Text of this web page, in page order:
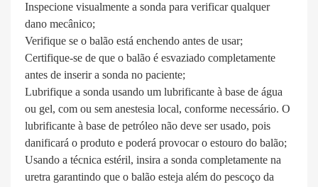
Inspecione visualmente a sonda para verificar qualquer
dano mecânico;
Verifique se o balão está enchendo antes de usar;
Certifique-se de que o balão é esvaziado completamente
antes de inserir a sonda no paciente;
Lubrifique a sonda usando um lubrificante à base de água
ou gel, com ou sem anestesia local, conforme necessário. O
lubrificante à base de petróleo não deve ser usado, pois
danificará o produto e poderá provocar o estouro do balão;
Usando a técnica estéril, insira a sonda completamente na
uretra garantindo que o balão esteja além do pescoço da